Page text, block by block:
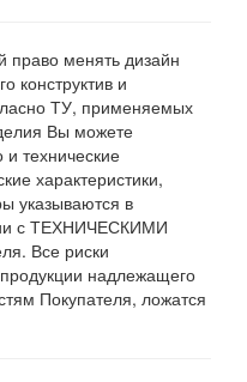
право менять дизайн
конструктив и
ТУ, применяемых
Вы можете
технические
характеристики,
указываются в
с ТЕХНИЧЕСКИМИ
Все риски
надлежащего
Покупателя, ложатся